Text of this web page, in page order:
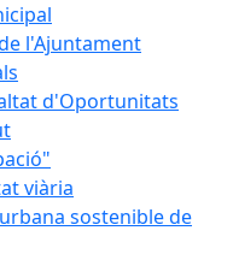
l'Ajuntament
d'Oportunitats
viària
sostenible de